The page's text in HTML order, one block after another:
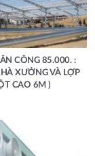
CÔNG 85.000. :
XƯỞNG VÀ LỢP
CAO 6M )